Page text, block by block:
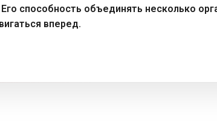
способность объединять несколько
вперед.